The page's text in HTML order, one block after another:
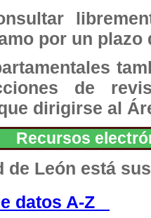
por un plazo
de
dirigirse al
Recursos
de León está
datos A-Z